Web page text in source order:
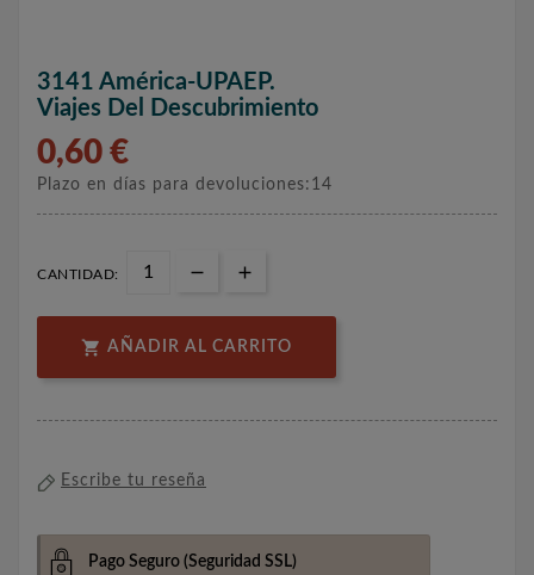
3141 América-UPAEP.
Viajes Del Descubrimiento
0,60 €
Plazo en días para devoluciones:14
CANTIDAD:
 AÑADIR AL CARRITO
Escribe tu reseña
Pago Seguro (Seguridad SSL)